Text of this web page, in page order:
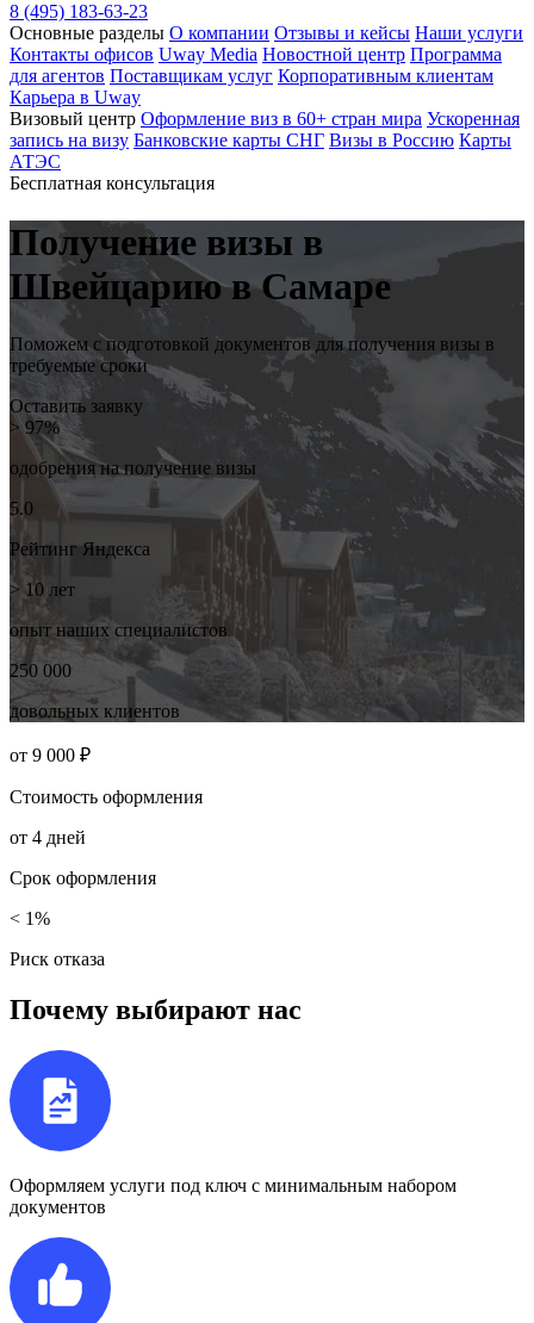
8 (495) 183-63-23
Основные разделы О компании Отзывы и кейсы Наши услуги
Контакты офисов Uway Media Новостной центр Программа
для агентов Поставщикам услуг Корпоративным клиентам
Карьера в Uway
Визовый центр Оформление виз в 60+ стран мира Ускоренная
запись на визу Банковские карты СНГ Визы в Россию Карты
АТЭС
Бесплатная консультация
Получение визы в
Швейцариюв Самаре
Поможем с подготовкой документов для получения визы в
требуемые сроки
Оставить заявку
> 97%
одобрения наполучение визы
5.0
Рейтинг Яндекса
> 10 лет
опыт наших специалистов
250 000
довольных клиентов
от 9 000 ₽
Стоимость оформления
от 4 дней
Срок оформления
< 1%
Риск отказа
Почему выбирают нас
Оформляем услуги под ключ с минимальным набором
документов